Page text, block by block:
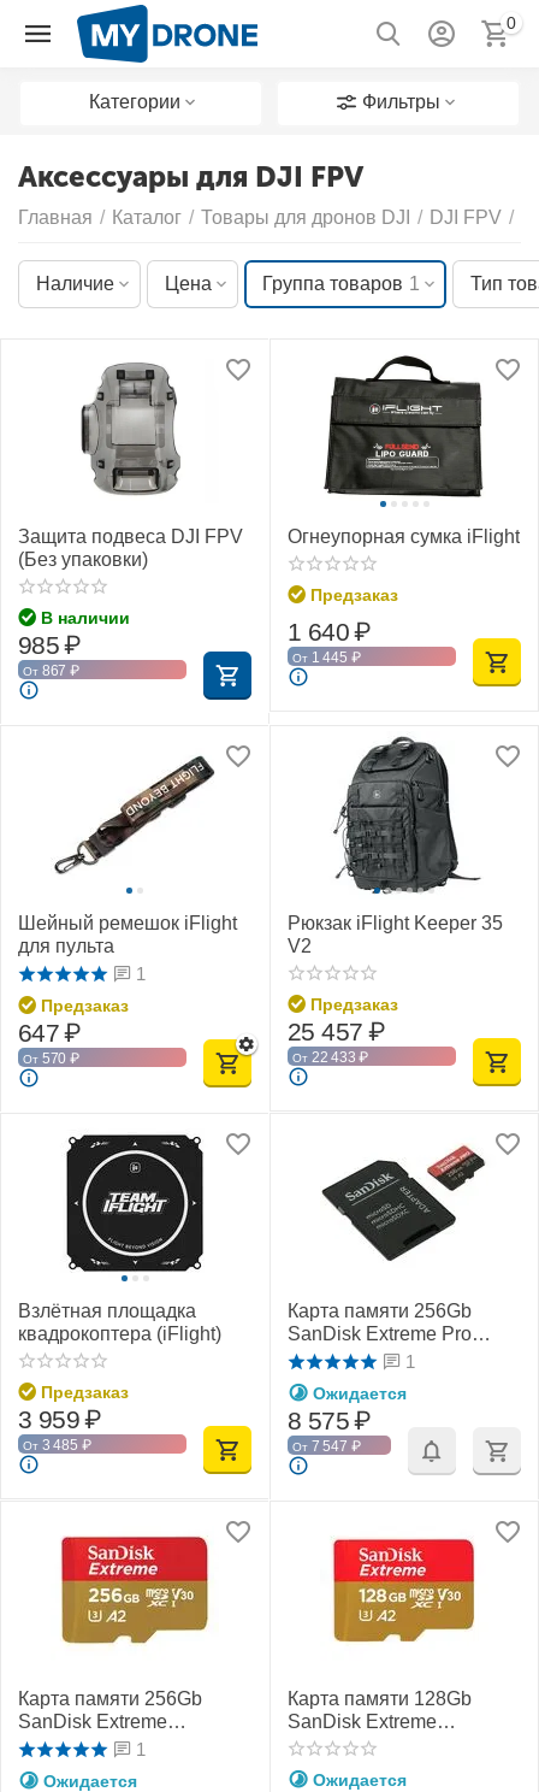
0
Категории Фильтры
Аксессуары для DJI FPV
Главная / Каталог / Товары для дронов DJI / DJI FPV /
Наличие Цена Группа товаров 1 Тип
Защита подвеса DJI FPV
(Без упаковки)
В наличии
985₽
От 867 ₽
Огнеупорная сумка iFlight
Предзаказ
1 640₽
От 1 445 ₽
Шейный ремешок iFlight
для пульта
1
Предзаказ
647₽
От 570 ₽
Рюкзак iFlight Keeper 35
V2
Предзаказ
25 457 ₽
От 22 433 ₽
Взлётная площадка
квадрокоптера (iFlight)
Предзаказ
3 959₽
От 3 485 ₽
Карта памяти 256Gb
SanDisk Extreme Pro
microSDXC Class 10
UHS-I U3 V30 A2
1
Ожидается
8 575₽
От 7 547 ₽
Карта памяти 256Gb
SanDisk Extreme
microSDXC Class 10
UHS-I U3 V30
1
Ожидается
Карта памяти 128Gb
SanDisk Extreme
microSDXC Class 10
UHS-I U3 V30
Ожидается